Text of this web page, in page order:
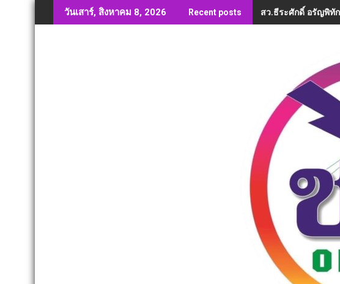
to
วันเสาร์, สิงหาคม 8, 2026 Recent posts สว.ธีระศักดิ์ อรัญพิทั